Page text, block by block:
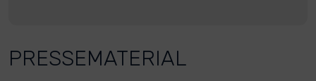
PRESSEMATERIAL